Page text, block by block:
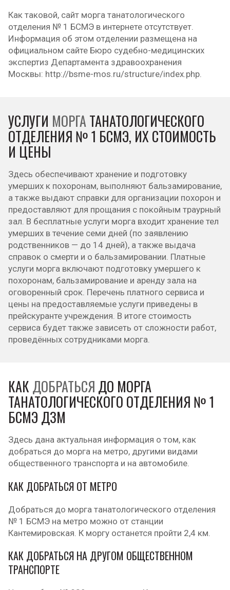
Как таковой, сайт морга танатологического
отделения № 1 БСМЭ в интернете отсутствует.
Информация об этом отделении размещена на
официальном сайте Бюро судебно-медицинских
экспертиз Департамента здравоохранения
Москвы: http://bsme-mos.ru/structure/index.php.
УСЛУГИ МОРГА ТАНАТОЛОГИЧЕСКОГО
ОТДЕЛЕНИЯ № 1 БСМЭ, ИХ СТОИМОСТЬ
И ЦЕНЫ
Здесь обеспечивают хранение и подготовку
умерших к похоронам, выполняют бальзамирование,
а также выдают справки для организации похорон и
предоставляют для прощания с покойным траурный
зал. В бесплатные услуги морга входит хранение тел
умерших в течение семи дней (по заявлению
родственников — до 14 дней), а также выдача
справок о смерти и о бальзамировании. Платные
услуги морга включают подготовку умершего к
похоронам, бальзамирование и аренду зала на
оговоренный срок. Перечень платного сервиса и
цены на предоставляемые услуги приведены в
прейскуранте учреждения. В итоге стоимость
сервиса будет также зависеть от сложности работ,
проведённых сотрудниками морга.
КАК ДОБРАТЬСЯ ДО МОРГА
ТАНАТОЛОГИЧЕСКОГО ОТДЕЛЕНИЯ № 1
БСМЭ ДЗМ
Здесь дана актуальная информация о том, как
добраться до морга на метро, другими видами
общественного транспорта и на автомобиле.
КАК ДОБРАТЬСЯ ОТ МЕТРО
Добраться до морга танатологического отделения
№ 1 БСМЭ на метро можно от станции
Кантемировская. К моргу останется пройти 2,4 км.
КАК ДОБРАТЬСЯ НА ДРУГОМ ОБЩЕСТВЕННОМ
ТРАНСПОРТЕ